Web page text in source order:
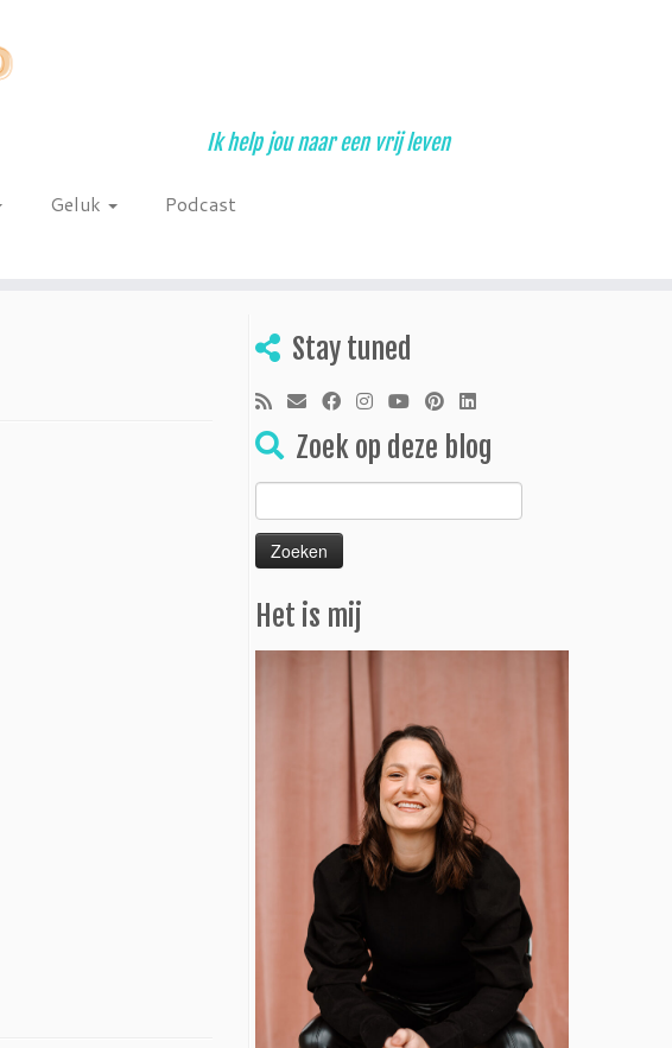
Ik help jou naar een vrij leven
Geluk
Podcast
Stay tuned
Zoek op deze blog
Zoeken
naar:
Het is mij